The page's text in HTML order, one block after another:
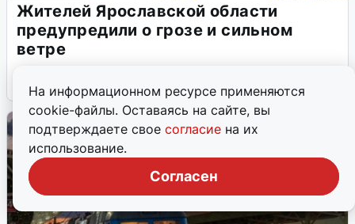
На информационном ресурсе применяются
cookie-файлы. Оставаясь на сайте, вы
подтверждаете свое согласие на их
использование.
Согласен
Жителей Ярославской области
предупредили о грозе и сильном
ветре